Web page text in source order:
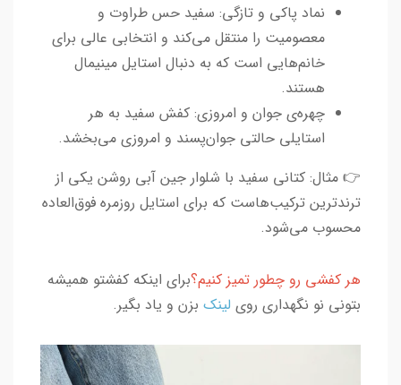
نماد پاکی و تازگی: سفید حس طراوت و
معصومیت را منتقل می‌کند و انتخابی عالی برای
خانم‌هایی است که به دنبال استایل مینیمال
هستند.
چهره‌ی جوان و امروزی: کفش سفید به هر
استایلی حالتی جوان‌پسند و امروزی می‌بخشد.
👉 مثال: کتانی سفید با شلوار جین آبی روشن یکی از
ترندترین ترکیب‌هاست که برای استایل روزمره فوق‌العاده
محسوب می‌شود.
هر کفشی رو چطور تمیز کنیم؟برای اینکه کفشتو همیشه
بتونی نو نگهداری روی لینک بزن و یاد بگیر.